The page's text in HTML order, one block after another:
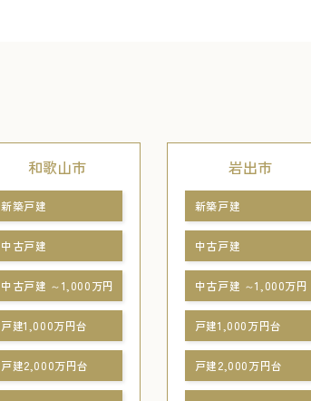
和歌山市
新築戸建
中古戸建
中古戸建 ～1,000万円
戸建1,000万円台
戸建2,000万円台
岩出市
新築戸建
中古戸建
中古戸建 ～1,000万円
戸建1,000万円台
戸建2,000万円台